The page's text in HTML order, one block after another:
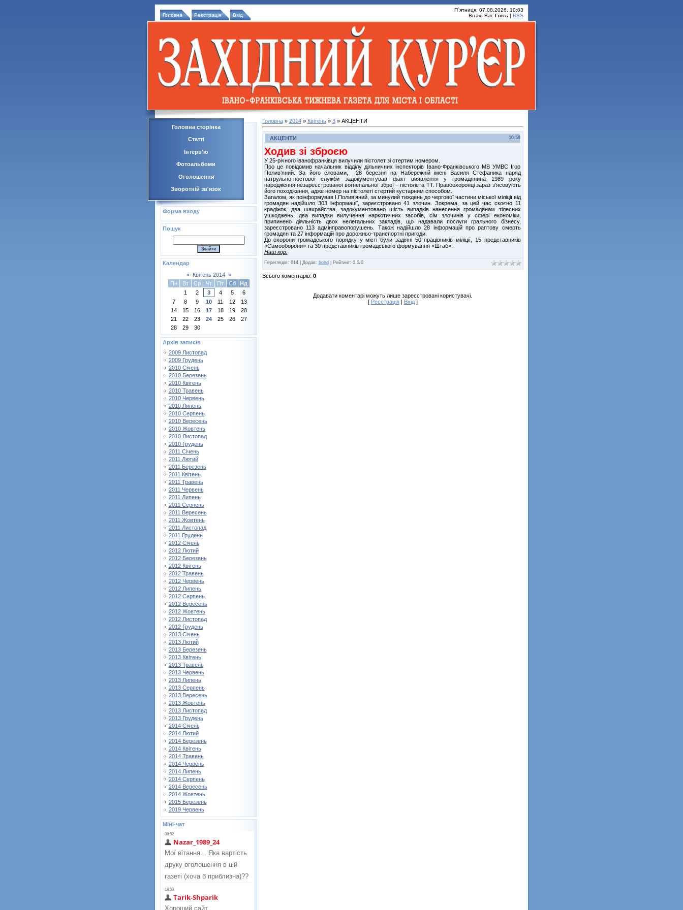
Головна Реєстрація Вхід
П`ятниця, 07.08.2026, 10:03
Вітаю Вас Гість| RSS
Головна сторінка
Статті
Інтерв'ю
Фотоальбоми
Оголошення
Зворотній зв'язок
Форма входу
Пошук
Календар
«
Квітень 2014 »
Пн
Вт Ср Чт Пт Сб
Нд
1
2 3 4 5
6
7
8 9 10 11 12
13
14
15 16 17 18 19
20
21
22 23 24 25 26
27
28
29 30
Архів записів
2009 Листопад
2009 Грудень
2010 Січень
2010 Березень
2010 Квітень
2010 Травень
2010 Червень
2010 Липень
2010 Серпень
2010 Вересень
2010 Жовтень
2010 Листопад
2010 Грудень
2011 Січень
2011 Лютий
2011 Березень
2011 Квітень
2011 Травень
2011 Червень
2011 Липень
2011 Серпень
2011 Вересень
2011 Жовтень
2011 Листопад
2011 Грудень
2012 Січень
2012 Лютий
2012 Березень
2012 Квітень
2012 Травень
2012 Червень
2012 Липень
2012 Серпень
2012 Вересень
2012 Жовтень
2012 Листопад
2012 Грудень
2013 Січень
2013 Лютий
2013 Березень
2013 Квітень
2013 Травень
2013 Червень
2013 Липень
2013 Серпень
2013 Вересень
2013 Жовтень
2013 Листопад
2013 Грудень
2014 Січень
2014 Лютий
2014 Березень
2014 Квітень
2014 Травень
2014 Червень
2014 Липень
2014 Серпень
2014 Вересень
2014 Жовтень
2015 Березень
2019 Червень
Міні-чат
Головна» 2014 » Квітень » 3» АКЦЕНТИ
10:50
АКЦЕНТИ
Ходив зі зброєю
У 25-річного іванофранківця вилучили пістолет зі стертим номером.
Про це повідомив начальник відділу дільничних інспекторів Івано-Франківського МВ УМВС Ігор
Полив’яний. За його словами, 28 березня на Набережній імені Василя Стефаника наряд
патрульно-постової служби задокументував факт виявлення у громадянина 1989 року
народження незареєстрованої вогнепальної зброї – пістолета ТТ. Правоохоронці зараз з’ясовують
його походження, адже номер на пістолеті стертий кустарним способом.
Загалом, як поінформував І.Полив’яний, за минулий тиждень до чергової частини міської міліції від
громадян надійшло 303 інформації, зареєстровано 41 злочин. Зокрема, за цей час скоєно 11
крадіжок, два шахрайства, задокументовано шість випадків нанесення громадянам тілесних
ушкоджень, два випадки вилучення наркотичних засобів, сім злочинів у сфері економіки,
припинено діяльність двох нелегальних закладів, що надавали послуги грального бізнесу,
зареєстровано 113 адмінправопорушень. Також надійшло 28 інформацій про раптову смерть
громадян та 27 інформацій про дорожньо-транспортні пригоди.
До охорони громадського порядку у місті були задіяні 50 працівників міліції, 15 представників
«Самооборони» та 30 представників громадського формування «Штаб».
Наш кор.
Переглядів: 614| Додав: bond Рейтинг: 0.0/0
Всього коментарів: 0
Додавати коментарі можуть лише зареєстровані користувачі.
[ Реєстрація| Вхід]